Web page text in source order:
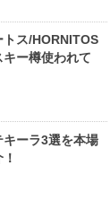
ス/HORNITOS
ー樽使われて
ーラ3選を本場